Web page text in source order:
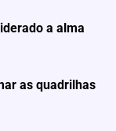
a alma
as quadrilhas